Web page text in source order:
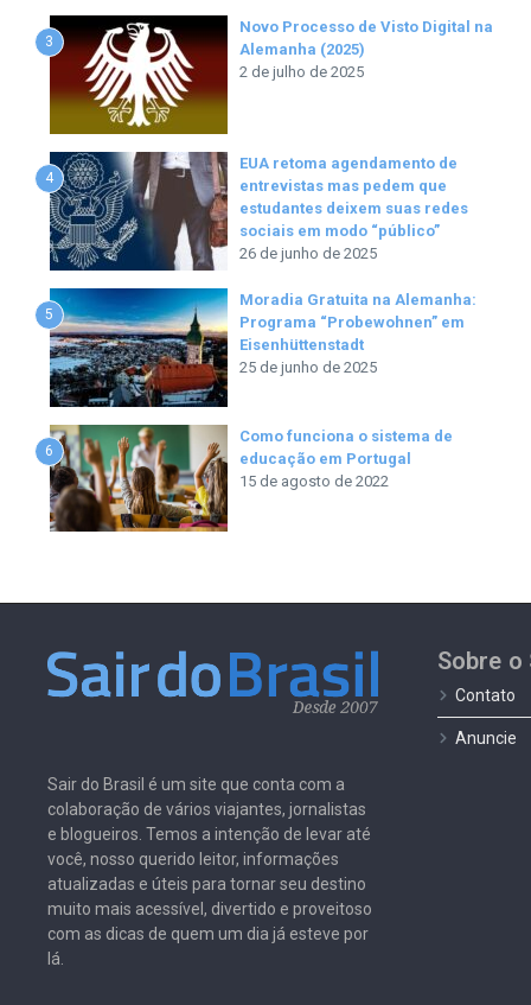
3
Novo Processo de Visto Digital na
Alemanha (2025)
2 de julho de 2025
4
EUA retoma agendamento de
entrevistas mas pedem que
estudantes deixem suas redes
sociais em modo “público”
26 de junho de 2025
5
Moradia Gratuita na Alemanha:
Programa “Probewohnen” em
Eisenhüttenstadt
25 de junho de 2025
6
Como funciona o sistema de
educação em Portugal
15 de agosto de 2022
Sair do Brasil é um site que conta com a
colaboração de vários viajantes, jornalistas
e blogueiros. Temos a intenção de levar até
você, nosso querido leitor, informações
atualizadas e úteis para tornar seu destino
muito mais acessível, divertido e proveitoso
com as dicas de quem um dia já esteve por
lá.
Sobre o
Contato
Anuncie